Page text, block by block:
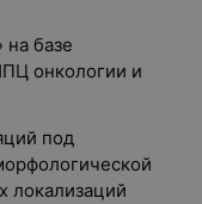
базе
онкологии и
под
локализаций